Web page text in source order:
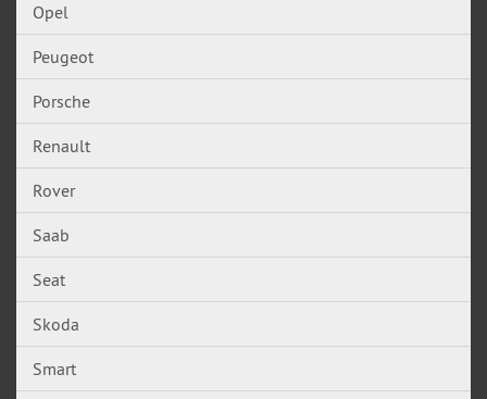
Opel
Peugeot
Porsche
Renault
Rover
Saab
Seat
Skoda
Smart